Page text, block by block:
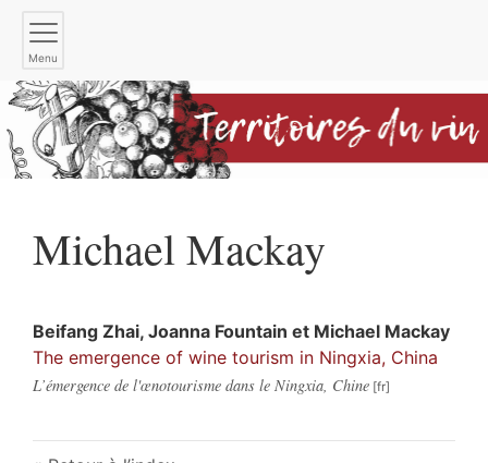
Menu
Michael Mackay
Beifang Zhai, Joanna Fountain et Michael Mackay
The emergence of wine tourism in Ningxia, China
L’émergence de l'œnotourisme dans le Ningxia, Chine